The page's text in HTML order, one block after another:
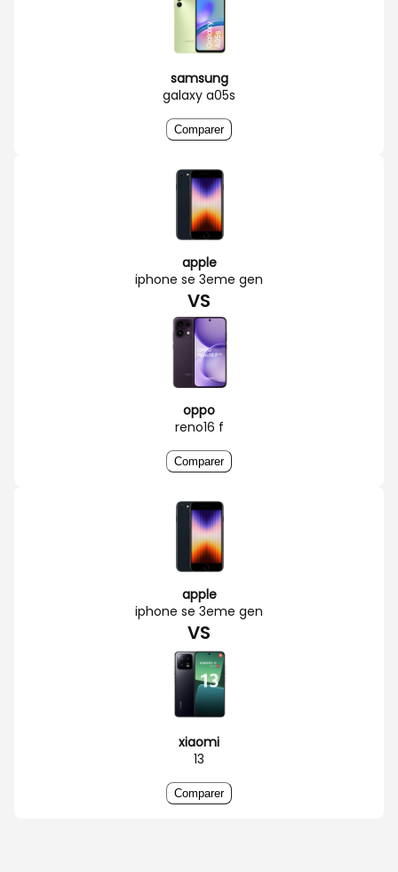
samsung
galaxy a05s
Comparer
apple
iphone se 3eme gen
VS
oppo
reno16 f
Comparer
apple
iphone se 3eme gen
VS
xiaomi
13
Comparer